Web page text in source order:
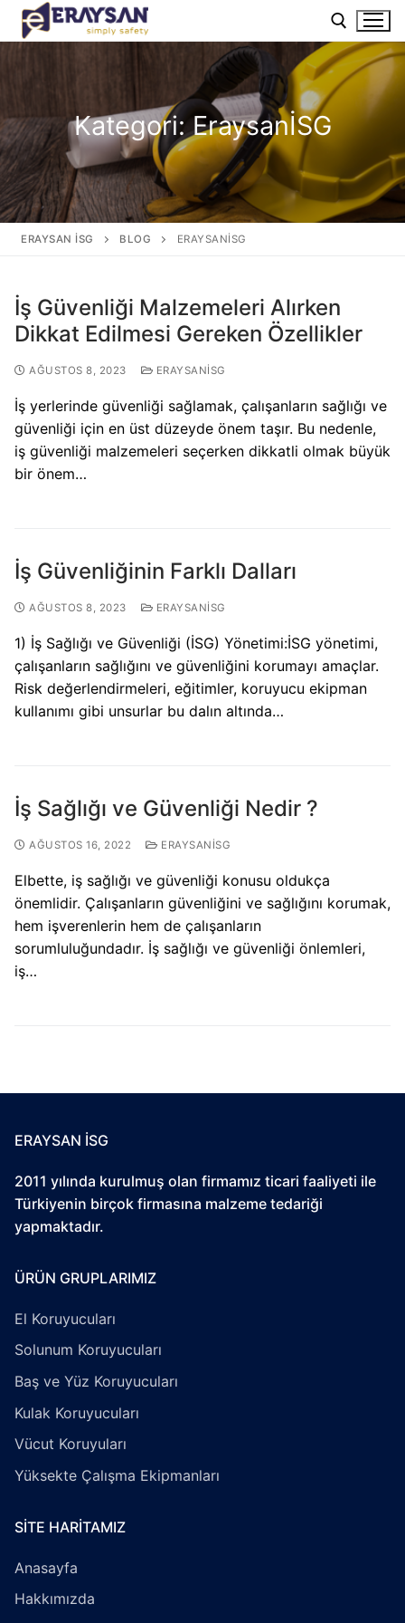
Kategori:EraysanİSG
ERAYSAN İSG BLOG ERAYSANİSG
İş Güvenliği Malzemeleri Alırken
Dikkat Edilmesi Gereken Özellikler
AĞUSTOS 8, 2023 ERAYSANİSG
İş yerlerinde güvenliği sağlamak, çalışanların sağlığı ve
güvenliği için en üst düzeyde önem taşır. Bu nedenle,
iş güvenliği malzemeleri seçerken dikkatli olmak büyük
bir önem…
İş Güvenliğinin Farklı Dalları
AĞUSTOS 8, 2023 ERAYSANİSG
1) İş Sağlığı ve Güvenliği (İSG) Yönetimi:İSG yönetimi,
çalışanların sağlığını ve güvenliğini korumayı amaçlar.
Risk değerlendirmeleri, eğitimler, koruyucu ekipman
kullanımı gibi unsurlar bu dalın altında…
İş Sağlığı ve Güvenliği Nedir ?
AĞUSTOS 16, 2022 ERAYSANİSG
Elbette, iş sağlığı ve güvenliği konusu oldukça
önemlidir. Çalışanların güvenliğini ve sağlığını korumak,
hem işverenlerin hem de çalışanların
sorumluluğundadır. İş sağlığı ve güvenliği önlemleri,
iş…
ERAYSAN İSG
2011 yılında kurulmuş olan firmamız ticari faaliyeti ile
Türkiyenin birçok firmasına malzeme tedariği
yapmaktadır.
ÜRÜN GRUPLARIMIZ
El Koruyucuları
Solunum Koruyucuları
Baş ve Yüz Koruyucuları
Kulak Koruyucuları
Vücut Koruyuları
Yüksekte Çalışma Ekipmanları
SITE HARITAMIZ
Anasayfa
Hakkımızda